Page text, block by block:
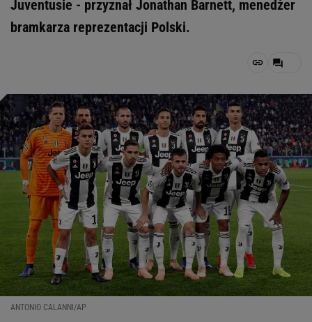
Juventusie - przyznał Jonathan Barnett, menedżer
bramkarza reprezentacji Polski.
ANTONIO CALANNI/AP